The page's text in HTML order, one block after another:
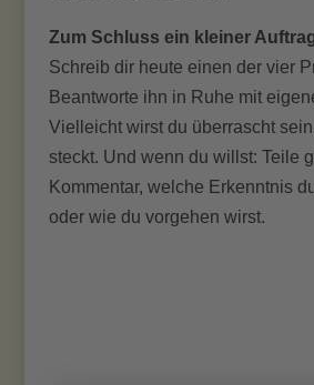
Zum Schluss ein kleiner
Schreib dir heute einen der vier
Beantworte ihn in Ruhe mit
Vielleicht wirst du überrascht
steckt. Und wenn du willst: Teile
Kommentar, welche Erkenntnis
oder wie du vorgehen wirst.